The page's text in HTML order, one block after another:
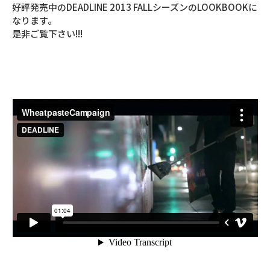
好評発売中のDEADLINE 2013 FALLシーズンのLOOKBOOKに
なります。
是非ご覧下さい!!!